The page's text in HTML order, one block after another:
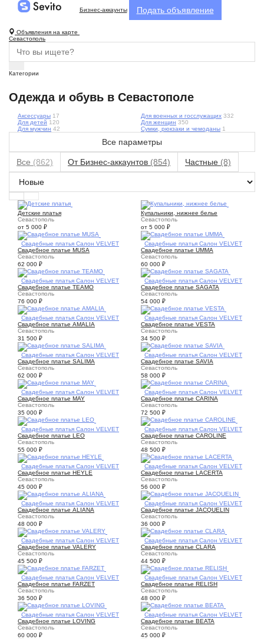
Бизнес-аккаунты Подать объявление
Объявления на карте
Севастополь
Категории
Одежда и обувь в Севастополе
Аксессуары 17 Для военных и госслужащих 332
Для детей 120 Для женщин 350
Для мужчин 42 Сумки, рюкзаки и чемоданы 1
Все параметры
Все (862) От Бизнес-аккаунтов (854) Частные (8)
Детские платья
Севастополь
от 5 000 ₽
Купальники, нижнее белье
Севастополь
от 5 000 ₽
Свадебные платья Салон VELVET
Свадебное платье MUSA
Севастополь
62 000 ₽
Свадебные платья Салон VELVET
Свадебное платье UMMA
Севастополь
60 000 ₽
Свадебные платья Салон VELVET
Свадебное платье TEAMO
Севастополь
76 000 ₽
Свадебные платья Салон VELVET
Свадебное платье SAGATA
Севастополь
54 000 ₽
Свадебные платья Салон VELVET
Свадебное платье AMALIA
Севастополь
31 500 ₽
Свадебные платья Салон VELVET
Свадебное платье VESTA
Севастополь
34 500 ₽
Свадебные платья Салон VELVET
Свадебное платье SALIMA
Севастополь
62 000 ₽
Свадебные платья Салон VELVET
Свадебное платье SAVIA
Севастополь
58 000 ₽
Свадебные платья Салон VELVET
Свадебное платье MAY
Севастополь
35 000 ₽
Свадебные платья Салон VELVET
Свадебное платье CARINA
Севастополь
72 500 ₽
Свадебные платья Салон VELVET
Свадебное платье LEO
Севастополь
55 000 ₽
Свадебные платья Салон VELVET
Свадебное платье CAROLINE
Севастополь
48 500 ₽
Свадебные платья Салон VELVET
Свадебное платье HEYLE
Севастополь
45 000 ₽
Свадебные платья Салон VELVET
Свадебное платье LACERTA
Севастополь
56 000 ₽
Свадебные платья Салон VELVET
Свадебное платье ALIANA
Севастополь
48 000 ₽
Свадебные платья Салон VELVET
Свадебное платье JACQUELIN
Севастополь
36 000 ₽
Свадебные платья Салон VELVET
Свадебное платье VALERY
Севастополь
45 500 ₽
Свадебные платья Салон VELVET
Свадебное платье CLARA
Севастополь
44 500 ₽
Свадебные платья Салон VELVET
Свадебное платье FARZET
Севастополь
36 500 ₽
Свадебные платья Салон VELVET
Свадебное платье RELISH
Севастополь
48 000 ₽
Свадебные платья Салон VELVET
Свадебное платье LOVING
Севастополь
60 000 ₽
Свадебные платья Салон VELVET
Свадебное платье BEATA
Севастополь
45 000 ₽